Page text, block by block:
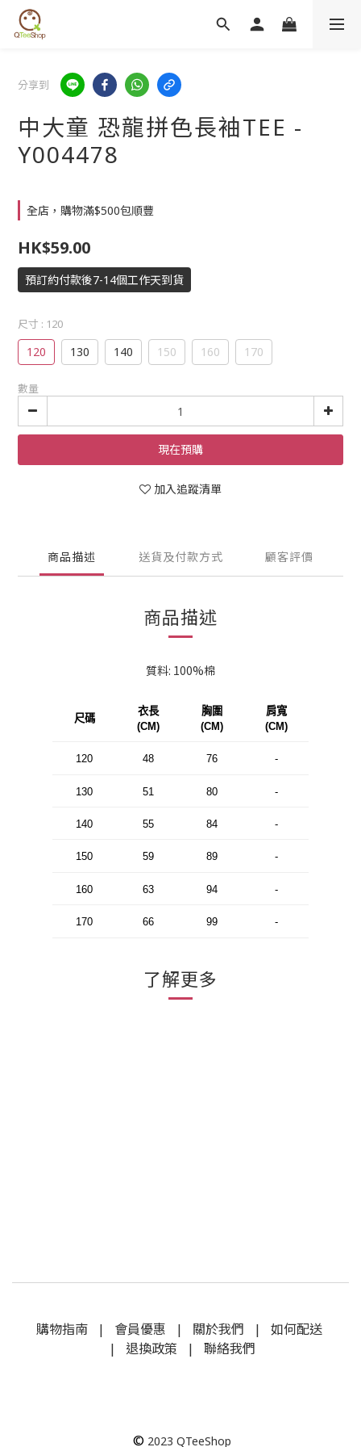
分享到
中大童 恐龍拼色長袖TEE -
Y004478
全店，購物滿$500包順豐
HK$59.00
預訂約付款後7-14個工作天到貨
尺寸 : 120
120 130 140 150 160 170
數量
現在預購
加入追蹤清單
商品描述 送貨及付款方式 顧客評價
商品描述
質料: 100%棉
尺碼
衣長
(CM)
胸圍
(CM)
肩寬
(CM)
120 48 76 -
130 51 80 -
140 55 84 -
150 59 89 -
160 63 94 -
170 66 99 -
了解更多
購物指南| 會員優惠 | 關於我們 | 如何配送
| 退換政策 | 聯絡我們
© 2023 QTeeShop